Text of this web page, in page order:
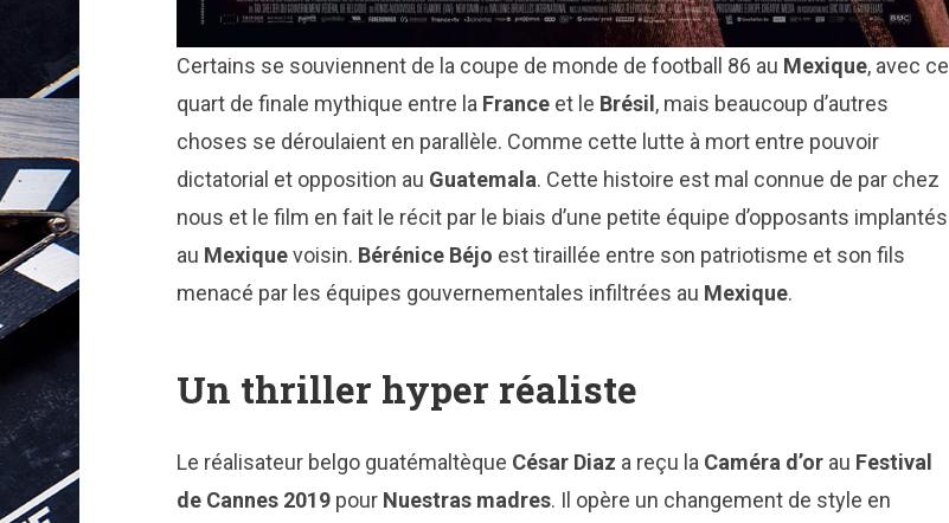
Certains se souviennent de la coupe de monde de football 86 au Mexique, avec ce
quart de finale mythique entre la France et le Brésil , mais beaucoup d’autres
choses se déroulaient en parallèle. Comme cette lutte à mort entre pouvoir
dictatorial et opposition au Guatemala. Cette histoire est mal connue de par chez
nous et le film en fait le récit par le biais d’une petite équipe d’opposants implantés
au Mexiquevoisin. Bérénice Béjo est tiraillée entre son patriotisme et son fils
menacé par les équipes gouvernementales infiltrées au Mexique.
Un thriller hyper réaliste
Le réalisateur belgo guatémaltèque César Diaz a reçu la Caméra d’orau Festival
de Cannes 2019pour Nuestras madres. Il opère un changement de style en